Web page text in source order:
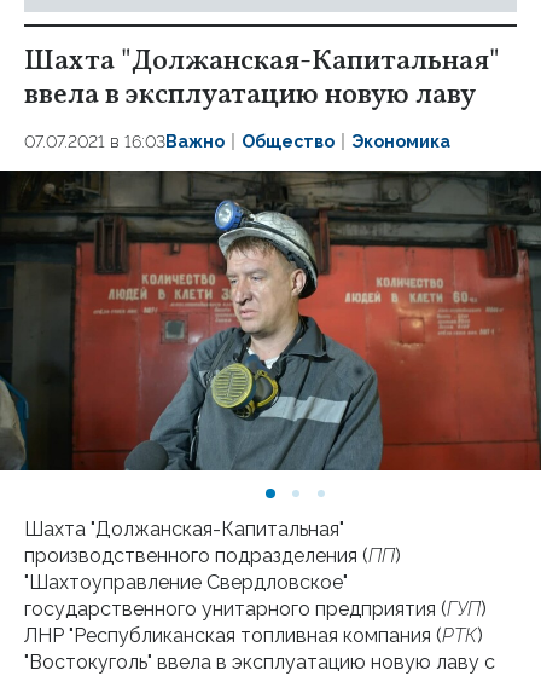
Шахта "Должанская-Капитальная"
ввела в эксплуатацию новую лаву
07.07.2021 в 16:03Важно Общество Экономика
Шахта "Должанская-Капитальная"
производственного подразделения (ПП)
"Шахтоуправление Свердловское"
государственного унитарного предприятия (ГУП)
ЛНР "Республиканская топливная компания (РТК)
"Востокуголь" ввела в эксплуатацию новую лаву с